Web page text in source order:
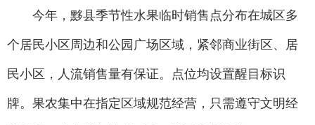
今年，黟县季节性水果临时销售点分布在城区多
个居民小区周边和公园广场区域，紧邻商业街区、居
民小区，人流销售量有保证。点位均设置醒目标识
牌。果农集中在指定区域规范经营，只需遵守文明经